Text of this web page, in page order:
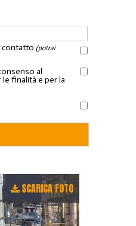
contatto (potrai
al
finalità e per la
SCARICA FOTO